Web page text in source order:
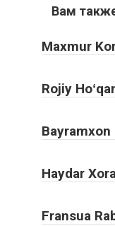
Вам
Maxmur
Rojiy
Bayramxon
Haydar
Fransua